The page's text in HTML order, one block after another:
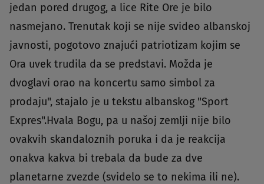
jedan pored drugog, a lice Rite Ore je bilo
nasmejano. Trenutak koji se nije svideo albanskoj
javnosti, pogotovo znajući patriotizam kojim se
Ora uvek trudila da se predstavi. Možda je
dvoglavi orao na koncertu samo simbol za
prodaju", stajalo je u tekstu albanskog "Sport
Expres".Hvala Bogu, pa u našoj zemlji nije bilo
ovakvih skandaloznih poruka i da je reakcija
onakva kakva bi trebala da bude za dve
planetarne zvezde (svidelo se to nekima ili ne).